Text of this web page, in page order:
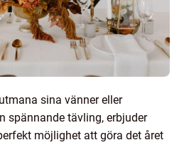
sina vänner eller
spännande tävling, erbjuder
möjlighet att göra det året